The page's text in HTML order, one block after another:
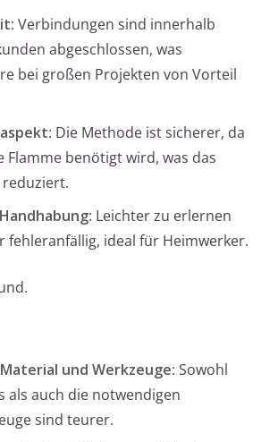
: Verbindungen sind innerhalb
abgeschlossen, was
bei großen Projekten von Vorteil
: Die Methode ist sicherer, da
Flamme benötigt wird, was das
: Leichter zu erlernen
fehleranfällig, ideal für Heimwerker.
und Werkzeuge: Sowohl
als auch die notwendigen
sind teurer.